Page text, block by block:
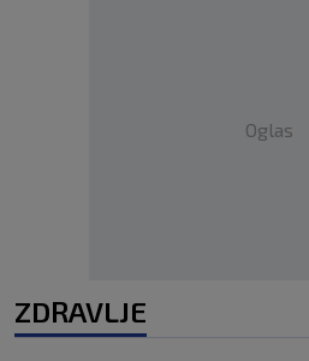
Oglas
ZDRAVLJE